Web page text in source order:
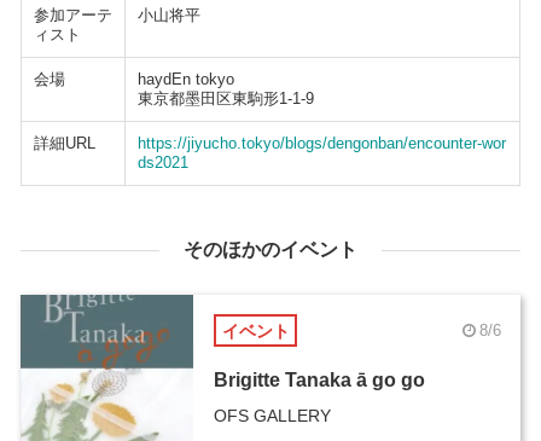
参加アーテ
ィスト
小山将平
会場
haydEn tokyo
東京都墨田区東駒形1-1-9
詳細URL
https://jiyucho.tokyo/blogs/dengonban/encounter-wor
ds2021
そのほかのイベント
イベント 8/6
Brigitte Tanaka ā go go
OFS GALLERY